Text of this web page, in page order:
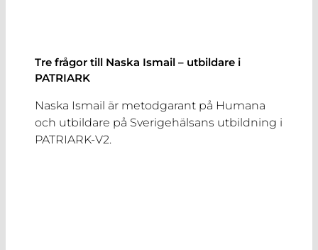
Tre frågor till Naska Ismail – utbildare i
PATRIARK
Naska Ismail är metodgarant på Humana
och utbildare på Sverigehälsans utbildning i
PATRIARK-V2.